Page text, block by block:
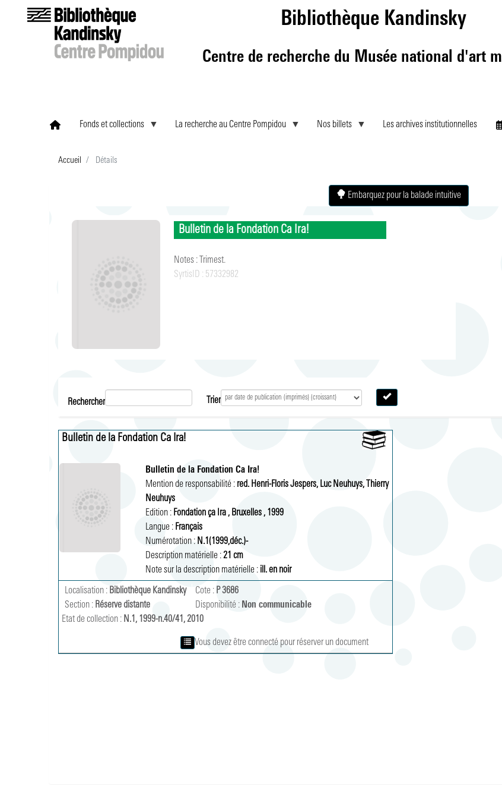
au
principal
Bibliothèque Kandinsky
Centre de recherche du Musée national d'art
Fonds et collections La recherche au Centre Pompidou Nos billets Les archives institutionnelles
Accueil Détails
Embarquez pour la balade intuitive
Bulletin de la Fondation Ca Ira!
Notes :
Trimest.
SyrtisID : 57332982
Rechercher Trier
Bulletin de la Fondation Ca Ira!
Bulletin de la Fondation Ca Ira!
Mention de responsabilité : red. Henri-Floris Jespers, Luc Neuhuys, Thierry
Neuhuys
Edition : Fondation ça Ira , Bruxelles , 1999
Langue : Français
Numérotation : N.1(1999,déc.)-
Description matérielle : 21 cm
Note sur la description matérielle : ill. en noir
Localisation : Bibliothèque Kandinsky
Section : Réserve distante
Cote : P 3686
Disponibilité : Non communicable
Etat de collection : N.1, 1999-n.40/41, 2010
Vous devez être connecté pour réserver un document